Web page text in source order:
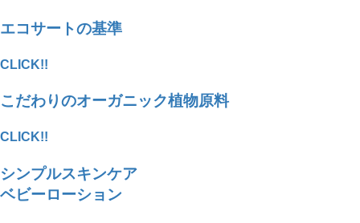
エコサートの基準
CLICK!!
こだわりのオーガニック植物原料
CLICK!!
シンプルスキンケア
ベビーローション